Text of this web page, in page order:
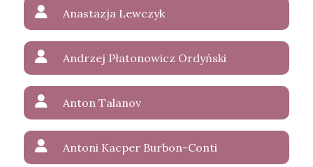
Anastazja Lewczyk
Andrzej Płatonowicz Ordyński
Anton Talanov
Antoni Kacper Burbon-Conti